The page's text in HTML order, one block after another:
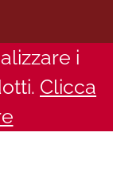
i
Clicca